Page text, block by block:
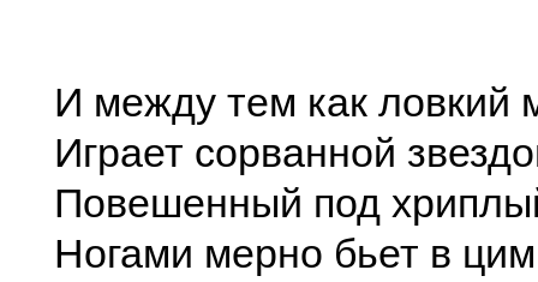
И между тем как ловкий
Играет сорванной
Повешенный под
Ногами мерно бьет в